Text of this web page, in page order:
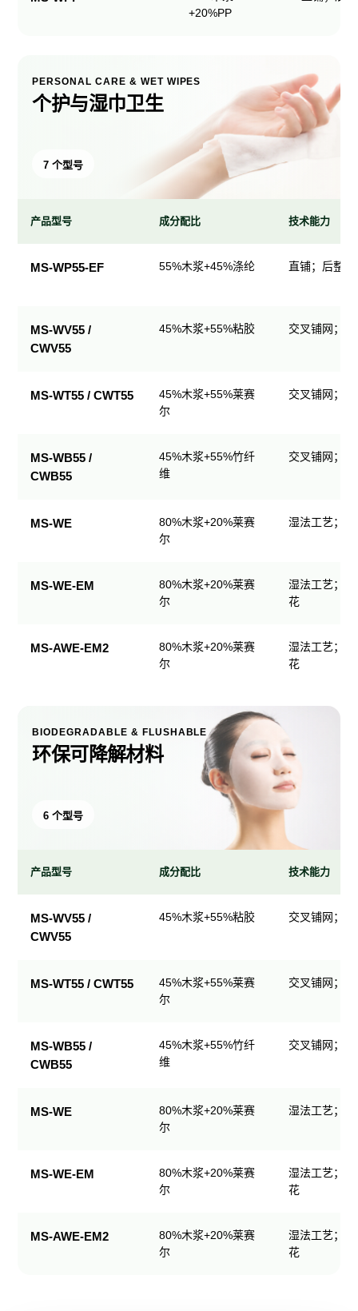
+20%PP
PERSONAL CARE & WET WIPES
个护与湿巾卫生
7 个型号
卫
产品型号 成分配比 技术能力
MS-WP55-EF 55%木浆+45%涤纶 直铺；后整
MS-WV55 /
CWV55
45%木浆+55%粘胶 交叉铺网；
MS-WT55 / CWT55
45%木浆+55%莱赛
尔
交叉铺网；
MS-WB55 /
CWB55
45%木浆+55%竹纤
维
交叉铺网；
MS-WE
80%木浆+20%莱赛
尔
湿法工艺；
MS-WE-EM
80%木浆+20%莱赛
尔
湿法工艺；
花
MS-AWE-EM2
80%木浆+20%莱赛
尔
湿法工艺；
花
BIODEGRADABLE & FLUSHABLE
环保可降解材料
6 个型号
产品型号 成分配比 技术能力
MS-WV55 /
CWV55
45%木浆+55%粘胶 交叉铺网；
MS-WT55 / CWT55
45%木浆+55%莱赛
尔
交叉铺网；
MS-WB55 /
CWB55
45%木浆+55%竹纤
维
交叉铺网；
MS-WE
80%木浆+20%莱赛
尔
湿法工艺；
MS-WE-EM
80%木浆+20%莱赛
尔
湿法工艺；
花
MS-AWE-EM2
80%木浆+20%莱赛
尔
湿法工艺；
花